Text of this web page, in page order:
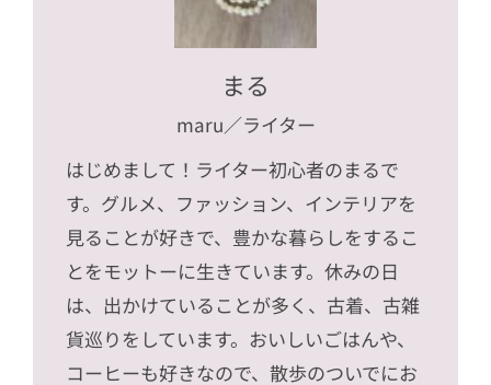
まる
maru／ライター
はじめまして！ライター初心者のまるで
す。グルメ、ファッション、インテリアを
見ることが好きで、豊かな暮らしをするこ
とをモットーに生きています。休みの日
は、出かけていることが多く、古着、古雑
貨巡りをしています。おいしいごはんや、
コーヒーも好きなので、散歩のついでにお